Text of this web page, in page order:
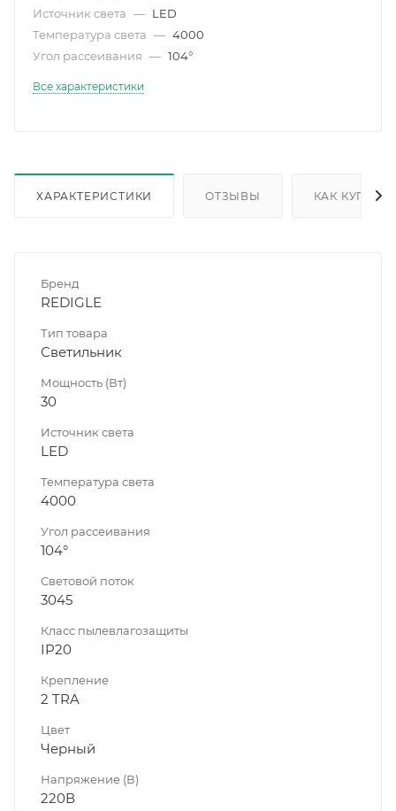
Источник света — LED
Температура света — 4000
Угол рассеивания — 104°
Все характеристики
ХАРАКТЕРИСТИКИ ОТЗЫВЫ КАК КУПИТЬ
Бренд
REDIGLE
Тип товара
Светильник
Мощность (Вт)
30
Источник света
LED
Температура света
4000
Угол рассеивания
104°
Световой поток
3045
Класс пылевлагозащиты
IP20
Крепление
2 TRA
Цвет
Черный
Напряжение (В)
220В